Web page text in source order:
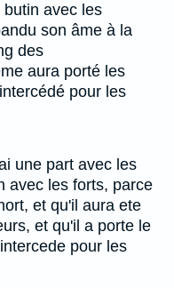
butin avec les
son âme à la
des
aura porté les
pour les
une part avec les
avec les forts, parce
et qu'il aura ete
et qu'il a porte le
pour les